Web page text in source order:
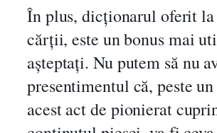
o
u
ă
a
c
t
e
În plus, dicționarul oferit
cărții, este un bonus mai
așteptați. Nu putem să nu
presentimentul că, peste
acest act de pionierat